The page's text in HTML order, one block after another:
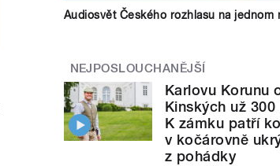
Audiosvět Českého rozhlasu na jednom
NEJPOSLOUCHANĚJŠÍ
Karlovu Korunu
Kinských už 300
K zámku patří
v kočárovně
z pohádky